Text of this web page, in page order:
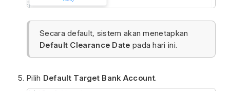
Secara default, sistem akan menetapkan
Default Clearance Date pada hari ini.
Pilih Default Target Bank Account.